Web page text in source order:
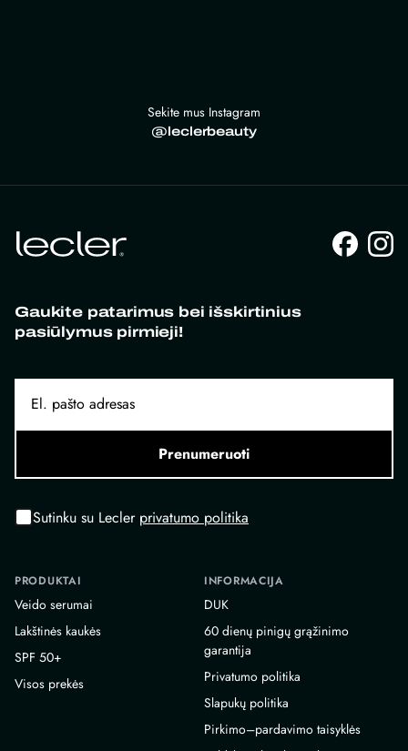
Sekite mus Instagram
@leclerbeauty
Gaukite patarimus bei išskirtinius
pasiūlymus pirmieji!
Prenumeruoti
Sutinku su Lecler privatumo politika
PRODUKTAI
Veido serumai
Lakštinės kaukės
SPF 50+
Visos prekės
INFORMACIJA
DUK
60 dienų pinigų grąžinimo
garantija
Privatumo politika
Slapukų politika
Pirkimo–pardavimo taisyklės